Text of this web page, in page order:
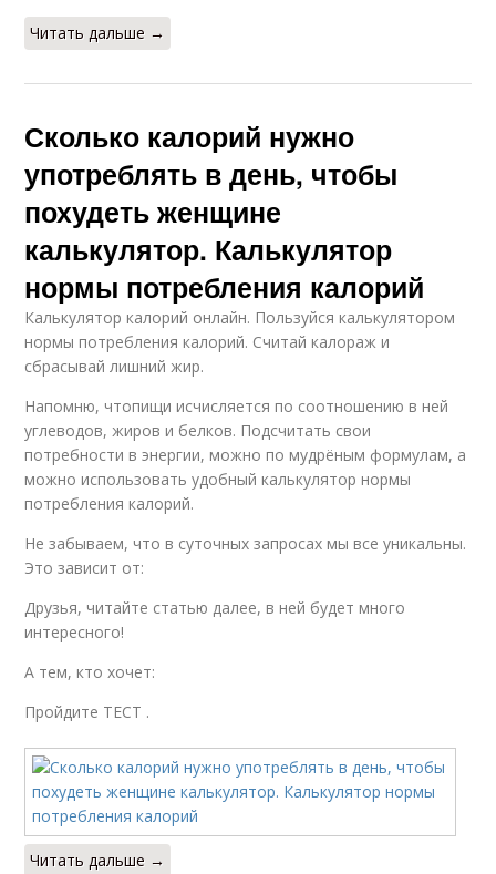
Читать дальше →
Сколько калорий нужно
употреблять в день, чтобы
похудеть женщине
калькулятор. Калькулятор
нормы потребления калорий
Калькулятор калорий онлайн. Пользуйся калькулятором
нормы потребления калорий. Считай калораж и
сбрасывай лишний жир.
Напомню, чтопищи исчисляется по соотношению в ней
углеводов, жиров и белков. Подсчитать свои
потребности в энергии, можно по мудрёным формулам, а
можно использовать удобный калькулятор нормы
потребления калорий.
Не забываем, что в суточных запросах мы все уникальны.
Это зависит от:
Друзья, читайте статью далее, в ней будет много
интересного!
А тем, кто хочет:
Пройдите ТЕСТ .
Читать дальше →